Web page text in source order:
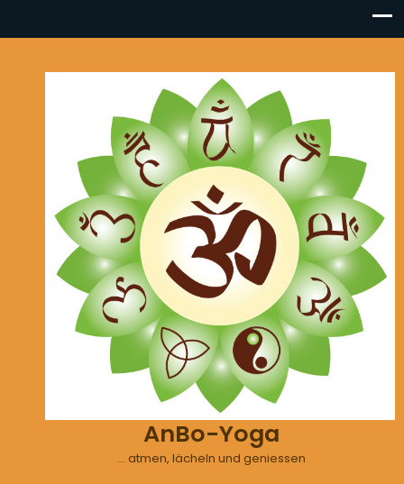
AnBo-Yoga
… atmen, lächeln und geniessen